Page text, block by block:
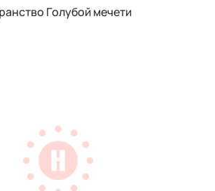
Голубой мечети